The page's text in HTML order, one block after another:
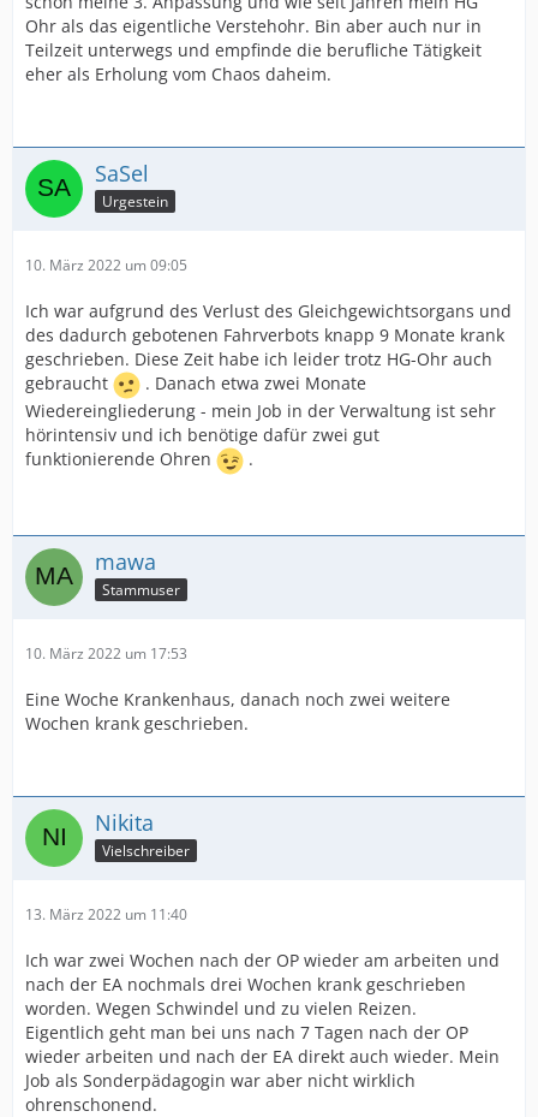
Ohr als das eigentliche Verstehohr. Bin aber auch nur in
Teilzeit unterwegs und empfinde die berufliche Tätigkeit
eher als Erholung vom Chaos daheim.
SaSel
Urgestein
10. März 2022 um 09:05
Ich war aufgrund des Verlust des Gleichgewichtsorgans und
des dadurch gebotenen Fahrverbots knapp 9 Monate krank
geschrieben. Diese Zeit habe ich leider trotz HG-Ohr auch
gebraucht
. Danach etwa zwei Monate
Wiedereingliederung - mein Job in der Verwaltung ist sehr
hörintensiv und ich benötige dafür zwei gut
funktionierende Ohren
.
mawa
Stammuser
10. März 2022 um 17:53
Eine Woche Krankenhaus, danach noch zwei weitere
Wochen krank geschrieben.
Nikita
Vielschreiber
13. März 2022 um 11:40
Ich war zwei Wochen nach der OP wieder am arbeiten und
nach der EA nochmals drei Wochen krank geschrieben
worden. Wegen Schwindel und zu vielen Reizen.
Eigentlich geht man bei uns nach 7 Tagen nach der OP
wieder arbeiten und nach der EA direkt auch wieder. Mein
Job als Sonderpädagogin war aber nicht wirklich
ohrenschonend.